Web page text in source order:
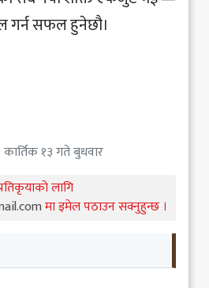
गर्न सफल हुनेछौ।
१३ गते बुधवार
लागि
मा इमेल पठाउन सक्नुहुन्छ ।